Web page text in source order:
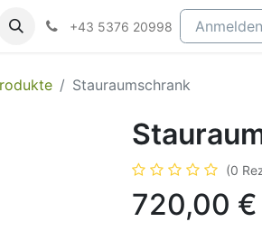
Downloads Hilfe
+43 5376 20998 Anmelden
Stauraumschrank
(0
720,00 €